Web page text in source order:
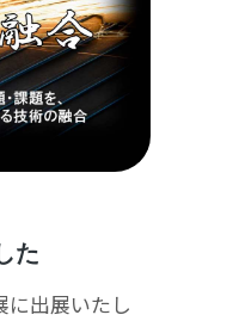
た
に出展いたし